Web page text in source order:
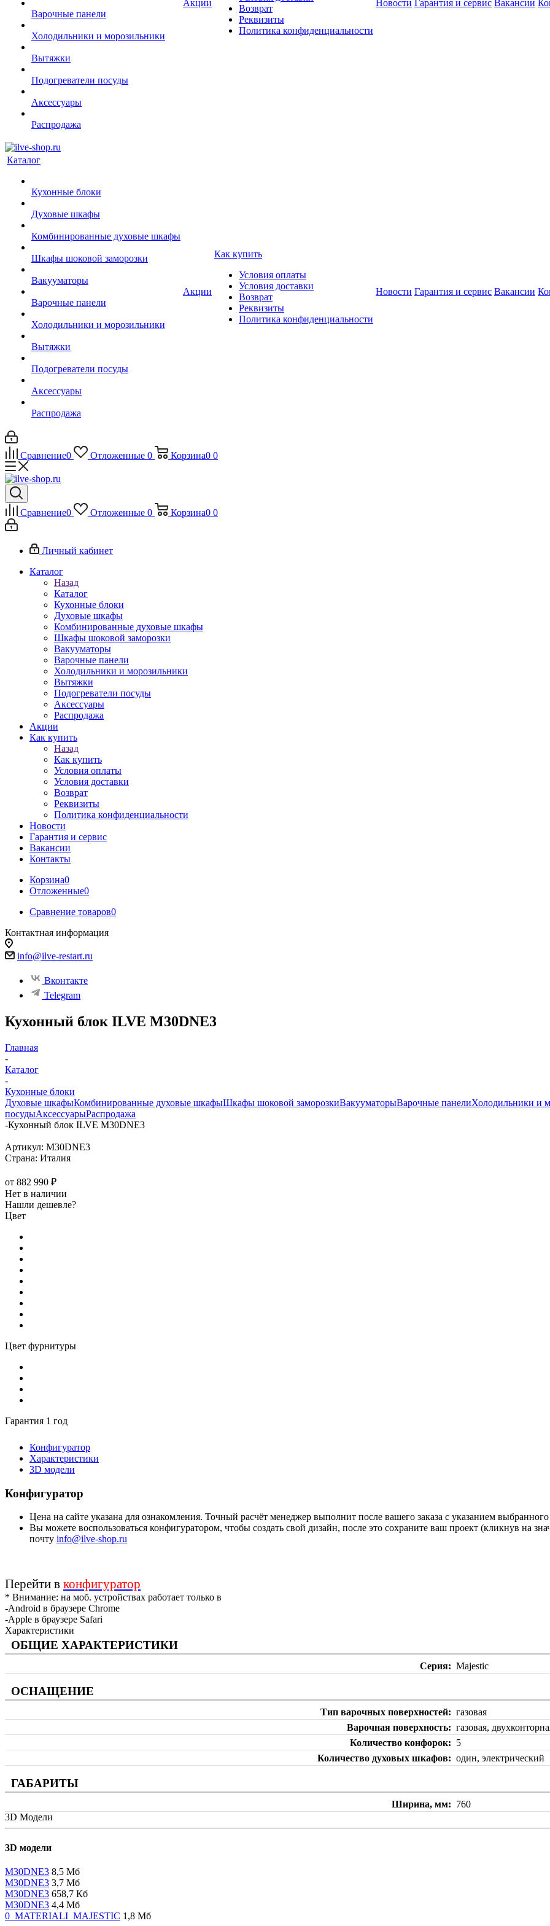
Варочные панели
Холодильники и морозильники
Вытяжки
Подогреватели посуды
Аксессуары
Распродажа
Акции
Возврат
Реквизиты
Политика конфиденциальности
Новости Гарантия и сервис Вакансии
Каталог
Кухонные блоки
Духовые шкафы
Комбинированные духовые шкафы
Шкафы шоковой заморозки
Вакууматоры
Варочные панели
Холодильники и морозильники
Вытяжки
Подогреватели посуды
Аксессуары
Распродажа
Акции
Как купить
Условия оплаты
Условия доставки
Возврат
Реквизиты
Политика конфиденциальности
Новости Гарантия и сервис Вакансии
Сравнение0 Отложенные 0 Корзина0 0
Сравнение0 Отложенные 0 Корзина0 0
Личный кабинет
Каталог
Назад
Каталог
Кухонные блоки
Духовые шкафы
Комбинированные духовые шкафы
Шкафы шоковой заморозки
Вакууматоры
Варочные панели
Холодильники и морозильники
Вытяжки
Подогреватели посуды
Аксессуары
Распродажа
Акции
Как купить
Назад
Как купить
Условия оплаты
Условия доставки
Возврат
Реквизиты
Политика конфиденциальности
Новости
Гарантия и сервис
Вакансии
Контакты
Корзина0
Отложенные0
Сравнение товаров0
Контактная информация
info@ilve-restart.ru
Вконтакте
Telegram
Кухонный блок ILVE M30DNE3
Главная
-
Каталог
-
Кухонные блоки
Духовые шкафыКомбинированные духовые шкафыШкафы шоковой заморозкиВакууматорыВарочные панелиХолодильники и
посудыАксессуарыРаспродажа
-Кухонный блок ILVE M30DNE3
Артикул: M30DNE3
Страна: Италия
от 882 990 ₽
Нет в наличии
Нашли дешевле?
Цвет
Цвет фурнитуры
Гарантия 1 год
Конфигуратор
Характеристики
3D модели
Конфигуратор
Цена на сайте указана для ознакомления. Точный расчёт менеджер выполнит после вашего заказа с указанием
Вы можете воспользоваться конфигуратором, чтобы создать свой дизайн, после это сохраните ваш проект (кликнув на
почту info@ilve-shop.ru
Перейти в конфигуратор
* Внимание: на моб. устройствах работает только в
-Android в браузере Chrome
-Apple в браузере Safari
Характеристики
ОБЩИЕ ХАРАКТЕРИСТИКИ
Серия Majestic
ОСНАЩЕНИЕ
Тип варочных поверхностей
газовая
Варочная поверхность
газовая,
Количество конфорок
5
Количество духовых шкафов
один, электрический
ГАБАРИТЫ
Ширина, мм
760
3D Модели
3D модели
M30DNE3 8,5 Мб
M30DNE3 3,7 Мб
M30DNE3 658,7 Кб
M30DNE3 4,4 Мб
0_MATERIALI_MAJESTIC 1,8 Мб